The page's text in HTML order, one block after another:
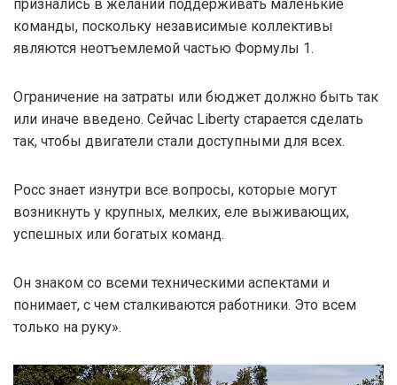
признались в желании поддерживать маленькие
команды, поскольку независимые коллективы
являются неотъемлемой частью Формулы 1.
Ограничение на затраты или бюджет должно быть так
или иначе введено. Сейчас Liberty старается сделать
так, чтобы двигатели стали доступными для всех.
Росс знает изнутри все вопросы, которые могут
возникнуть у крупных, мелких, еле выживающих,
успешных или богатых команд.
Он знаком со всеми техническими аспектами и
понимает, с чем сталкиваются работники. Это всем
только на руку».